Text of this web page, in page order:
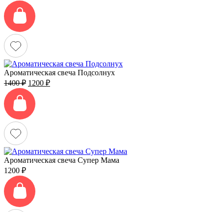
Ароматическая свеча Подсолнух
1400₽ Первоначальная
цена
составляла
1400 ₽.
1200 ₽Текущая
Ароматическая свеча Супер Мама
1200 ₽